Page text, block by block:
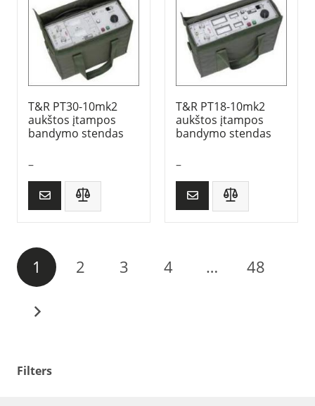
Filters
T&R PT30-10mk2
aukštos įtampos
bandymo stendas
–
T&R PT18-10mk2
aukštos įtampos
bandymo stendas
–
1 2 3 4 … 48